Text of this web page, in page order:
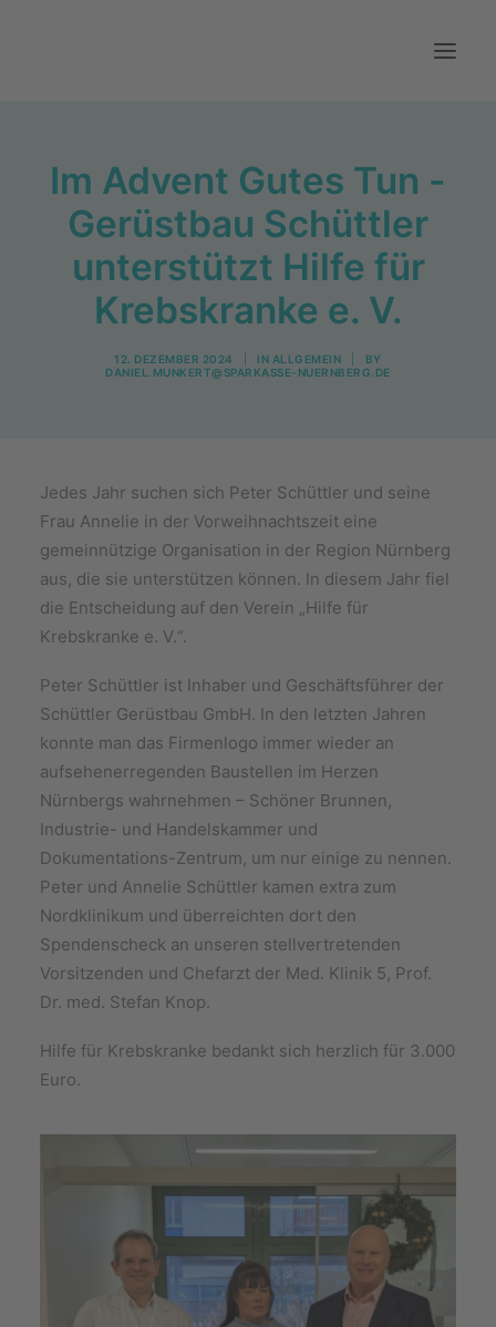
Mitwirken
Kontakt
Im Advent Gutes Tun -
Gerüstbau Schüttler
unterstützt Hilfe für
Krebskranke e. V.
12. DEZEMBER 2024 IN ALLGEMEIN
BY
DANIEL.MUNKERT@SPARKASSE-NUERNBERG.DE
Jedes Jahr suchen sich Peter Schüttler und seine
Frau Annelie in der Vorweihnachtszeit eine
gemeinnützige Organisation in der Region Nürnberg
aus, die sie unterstützen können. In diesem Jahr fiel
die Entscheidung auf den Verein „Hilfe für
Krebskranke e. V.“.
Peter Schüttler ist Inhaber und Geschäftsführer der
Schüttler Gerüstbau GmbH. In den letzten Jahren
konnte man das Firmenlogo immer wieder an
aufsehenerregenden Baustellen im Herzen
Nürnbergs wahrnehmen – Schöner Brunnen,
Industrie- und Handelskammer und
Dokumentations-Zentrum, um nur einige zu nennen.
Peter und Annelie Schüttler kamen extra zum
Nordklinikum und überreichten dort den
Spendenscheck an unseren stellvertretenden
Vorsitzenden und Chefarzt der Med. Klinik 5, Prof.
Dr. med. Stefan Knop.
Hilfe für Krebskranke bedankt sich herzlich für 3.000
Euro.